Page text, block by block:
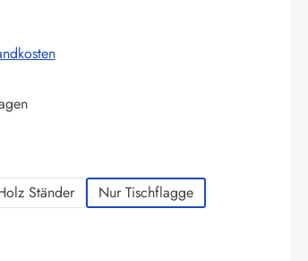
Ständer Nur Tischflagge
den gewünschten Wert ein